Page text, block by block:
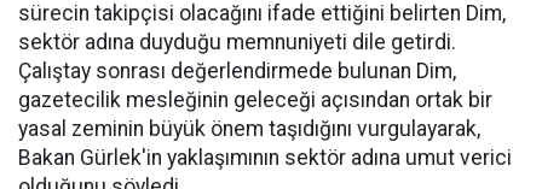
sürecin takipçisi olacağını ifade ettiğini belirten Dim,
sektör adına duyduğu memnuniyeti dile getirdi.
Çalıştay sonrası değerlendirmede bulunan Dim,
gazetecilik mesleğinin geleceği açısından ortak bir
yasal zeminin büyük önem taşıdığını vurgulayarak,
Bakan Gürlek'in yaklaşımının sektör adına umut verici